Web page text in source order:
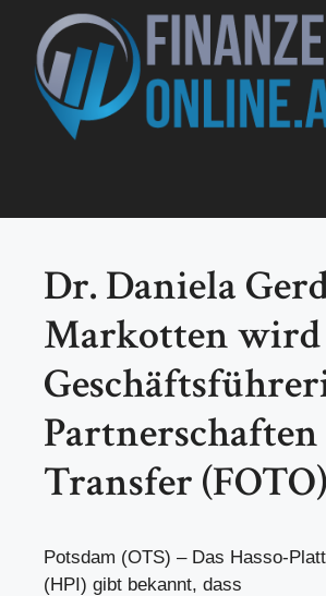
Inhalt
springen
Dr. Daniela
Markotten wird
Transfer (FOTO)
Potsdam (OTS) – Das Hasso-
(HPI) gibt bekannt, dass